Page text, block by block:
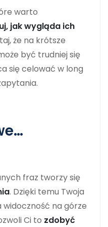
warto
jak wygląda ich
że na krótsze
być trudniej się
się celować w long
fraz tworzy się
. Dzięki temu Twoja
na górze
Ci to zdobyć